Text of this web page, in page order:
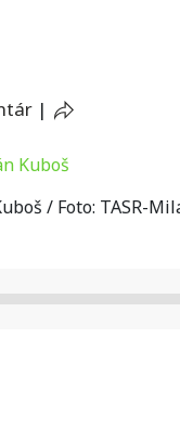
|
/ Foto: TASR-